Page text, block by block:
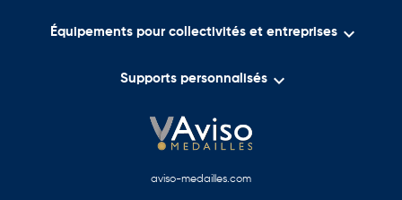
Équipements pour collectivités et entreprises 
Supports personnalisés 
aviso-medailles.com